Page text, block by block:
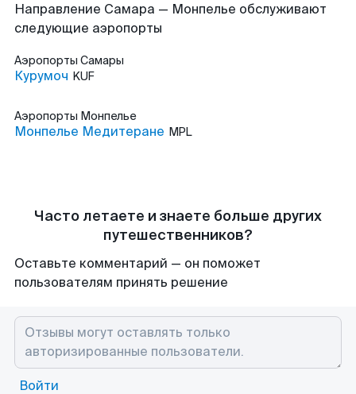
Направление Самара — Монпелье обслуживают
следующие аэропорты
Аэропорты Самары
Курумоч KUF
Аэропорты Монпелье
Монпелье Медитеране MPL
Часто летаете и знаете больше других
путешественников?
Оставьте комментарий — он поможет
пользователям принять решение
Войти